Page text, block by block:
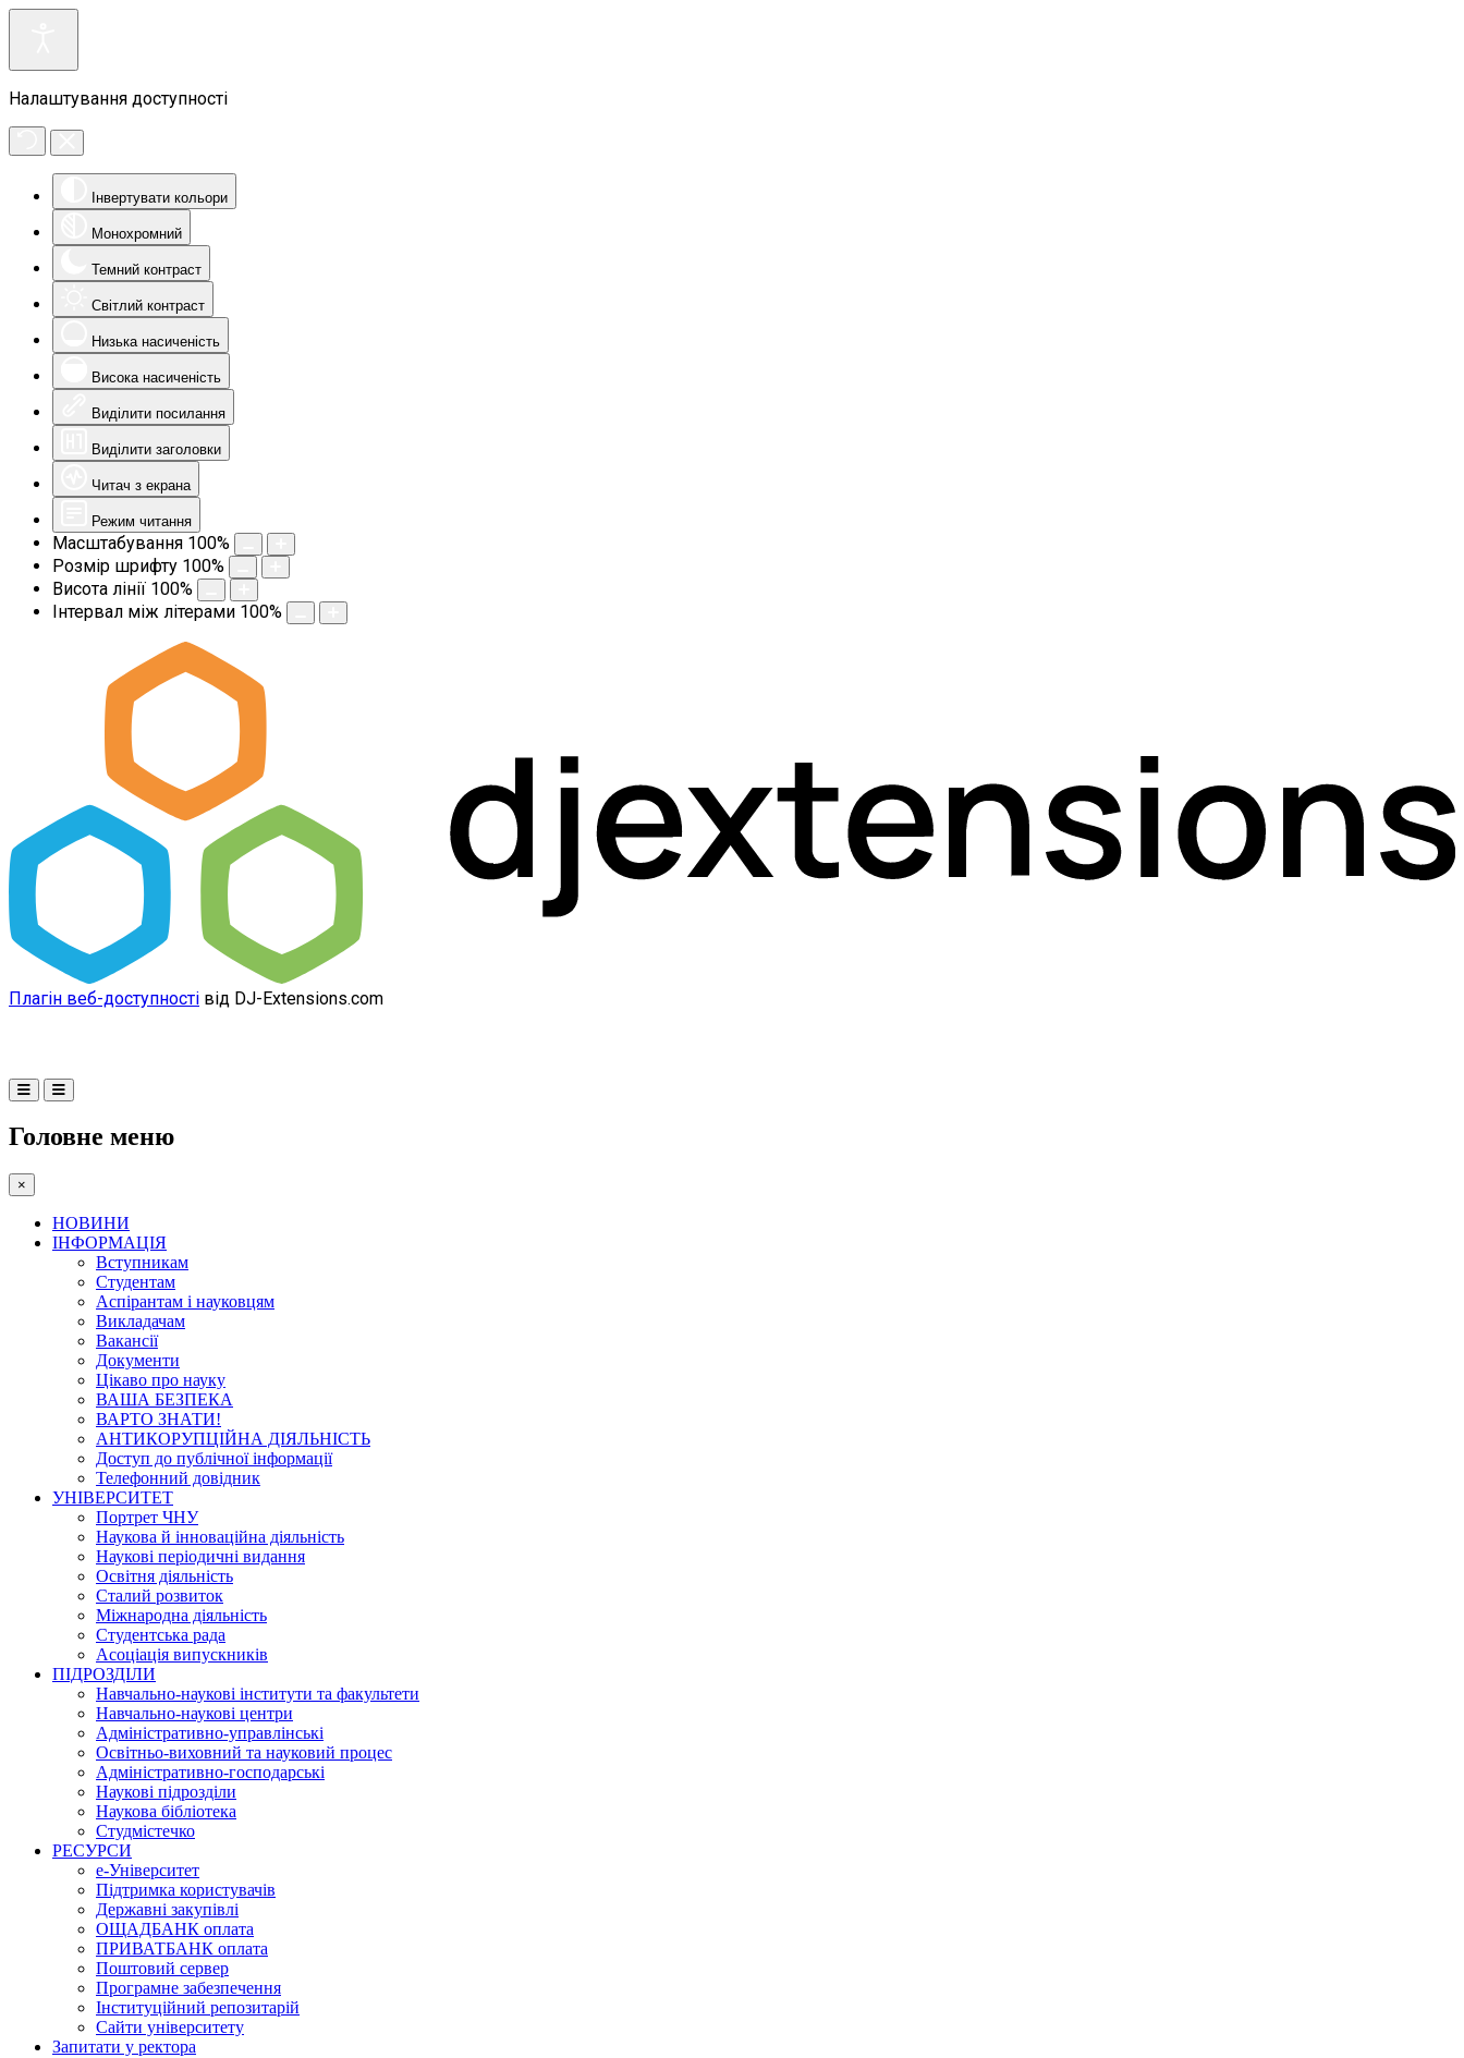
Налаштування доступності
Інвертувати кольори
Монохромний
Темний контраст
Світлий контраст
Низька насиченість
Висока насиченість
Виділити посилання
Виділити заголовки
Читач з екрана
Режим читання
Масштабування 100%
Розмір шрифту 100%
Висота лінії 100%
Інтервал між літерами 100%
Плагін веб-доступності від DJ-Extensions.com
Головне меню
×
НОВИНИ
ІНФОРМАЦІЯ
Вступникам
Студентам
Аспірантам і науковцям
Викладачам
Вакансії
Документи
Цікаво про науку
ВАША БЕЗПЕКА
ВАРТО ЗНАТИ!
АНТИКОРУПЦІЙНА ДІЯЛЬНІСТЬ
Доступ до публічної інформації
Телефонний довідник
УНІВЕРСИТЕТ
Портрет ЧНУ
Наукова й інноваційна діяльність
Наукові періодичні видання
Освітня діяльність
Сталий розвиток
Міжнародна діяльність
Студентська рада
Асоціація випускників
ПІДРОЗДІЛИ
Навчально-наукові інститути та факультети
Навчально-наукові центри
Адміністративно-управлінські
Освітньо-виховний та науковий процес
Адміністративно-господарські
Наукові підрозділи
Наукова бібліотека
Студмістечко
РЕСУРСИ
е-Університет
Підтримка користувачів
Державні закупівлі
ОЩАДБАНК оплата
ПРИВАТБАНК оплата
Поштовий сервер
Програмне забезпечення
Інституційний репозитарій
Сайти університету
Запитати у ректора